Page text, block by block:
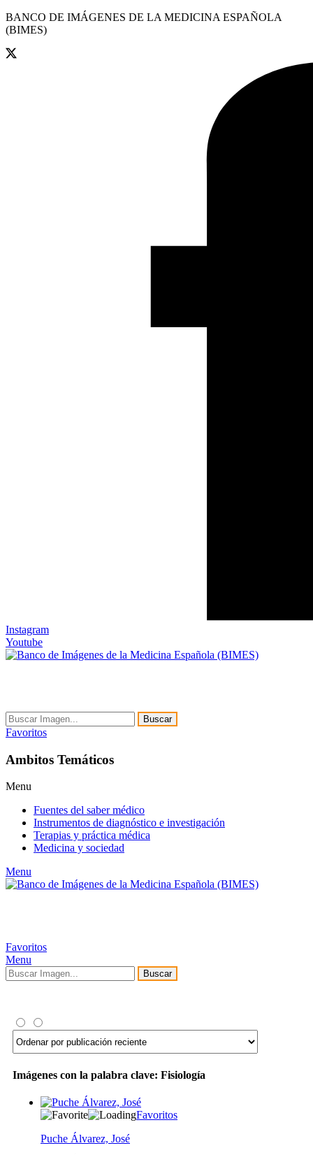
BANCO DE IMÁGENES DE LA MEDICINA ESPAÑOLA
(BIMES)
Instagram
Youtube
Buscar
Favoritos
Ambitos Temáticos
Menu
Fuentes del saber médico
Instrumentos de diagnóstico e investigación
Terapias y práctica médica
Medicina y sociedad
Menu
Favoritos
Menu
Buscar
Imágenes con la palabra clave: Fisiología
Favoritos
Puche Álvarez, José